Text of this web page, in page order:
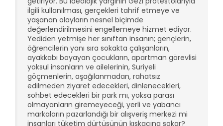
ilgili kullanılması, gerçekleri tahrif etmeye ve
yaşanan olayların nesnel biçimde
değerlendirilmesini engellemeye hizmet ediyor.
Yediden yetmişe her sınıftan insanın; gençlerin,
öğrencilerin yanı sıra sokakta çalışanların,
ayakkabı boyayan çocukların, apartman görevlisi
yoksul insanların ve ailelerinin, Suriyeli
göçmenlerin, aşağılanmadan, rahatsız
edilmeden ziyaret edecekleri, dinlenecekleri,
sohbet edecekleri bir park mı, yoksa parası
olmayanların giremeyeceği, yerli ve yabancı
markaların pazarlandığı bir alışveriş merkezi mi
insanları tüketim dürtüsünün kıskacına sokar?